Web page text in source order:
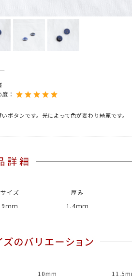
トスーツ アクセサリー
：
ボタンです。光によって色が変わり綺麗です。
サイズ 厚み
9ｍｍ
1.4ｍｍ
10mm